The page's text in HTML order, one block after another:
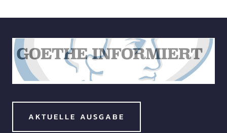
AKTUELLE AUSGABE